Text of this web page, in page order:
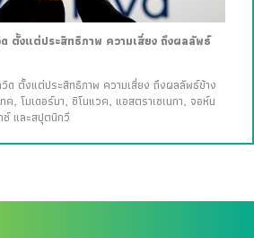
ตั้งแต่ประสิทธิภาพ ความเสี่ยง ถึงผลลัพธ์
ด ตั้งแต่ประสิทธิภาพ ความเสี่ยง ถึงผลลัพธ์ข้าง
ค, โมเดอร์นา, ซิโนแวค, แอสตราเซเนกา, จอห์น
ซ์ และสปุตนิกวี